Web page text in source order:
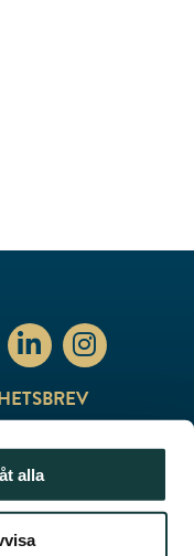
alla
stiftelsenabo